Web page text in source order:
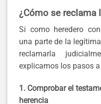
¿Cómo se reclama
Si como heredero
una parte de la
reclamarla
explicamos los pasos
1. Comprobar el
herencia